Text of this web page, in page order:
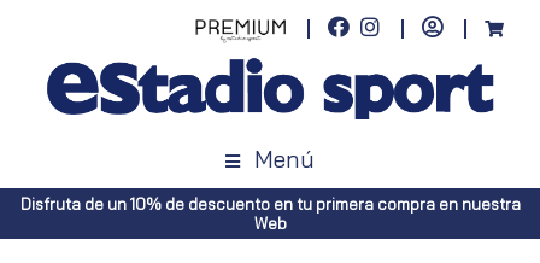
Menú
compra en nuestra
Envíos gratuitos a toda España (Canarias,